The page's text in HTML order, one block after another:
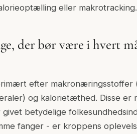
eller makrotracking.
der bør være i hvert
efter makronæringsstoffer
og kalorietæthed. Disse er
betydelige
fanger - er kroppens